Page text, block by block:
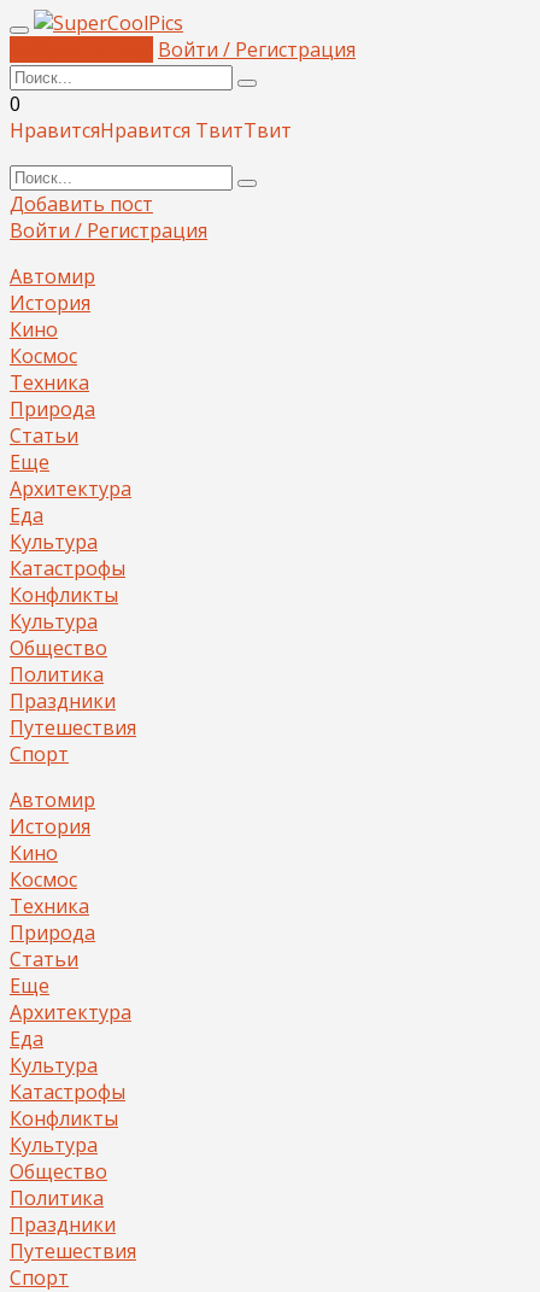
Войти / Регистрация
0
НравитсяНравится ТвитТвит
Добавить пост
Войти / Регистрация
Автомир
История
Кино
Космос
Техника
Природа
Статьи
Еще
Архитектура
Еда
Культура
Катастрофы
Конфликты
Культура
Общество
Политика
Праздники
Путешествия
Спорт
Автомир
История
Кино
Космос
Техника
Природа
Статьи
Еще
Архитектура
Еда
Культура
Катастрофы
Конфликты
Культура
Общество
Политика
Праздники
Путешествия
Спорт